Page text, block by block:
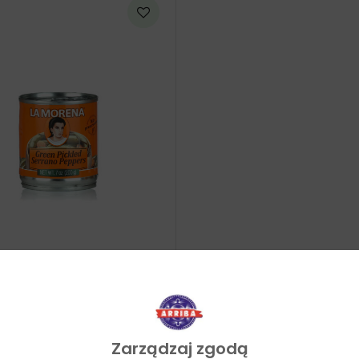
Zarządzaj zgodą